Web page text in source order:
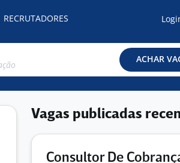
RECRUTADORES
ACHAR
Vagas publicadas
Consultor De